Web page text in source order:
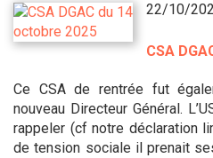
22/10/
CSA
Ce CSA de rentrée fut
nouveau Directeur Général.
rappeler (cf notre déclaration
de tension sociale il prenait